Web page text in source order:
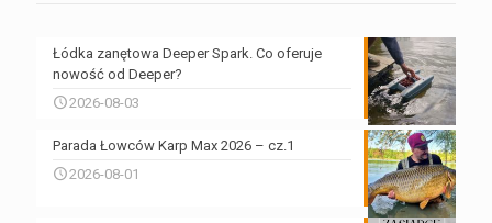
Łódka zanętowa Deeper Spark. Co oferuje
nowość od Deeper?
2026-08-03
Parada Łowców Karp Max 2026 – cz.1
2026-08-01